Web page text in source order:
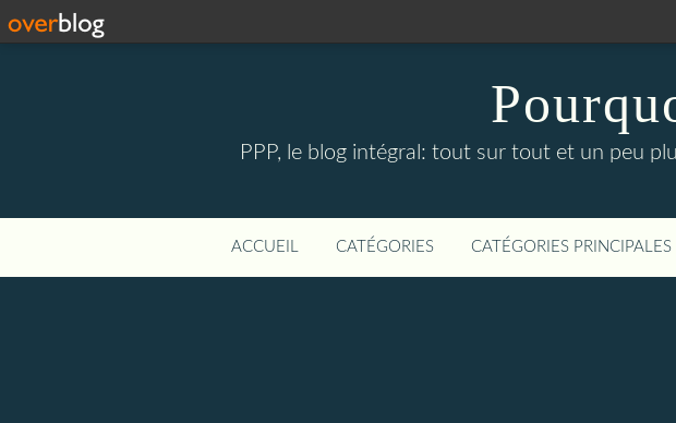
PPP, le blog intégral: tout sur tout et un peu
ACCUEIL CATÉGORIES CATÉGORIES PRINCIPALES